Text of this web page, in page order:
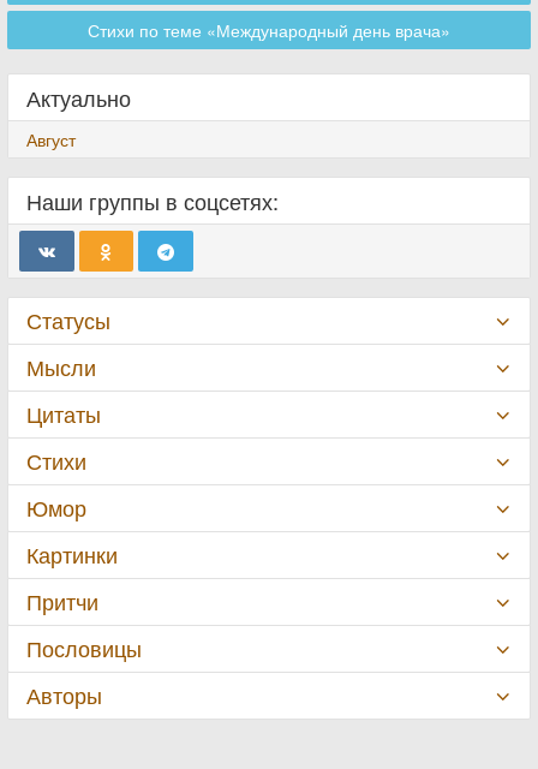
Стихи по теме «Международный день врача»
Актуально
Август
Наши группы в соцсетях:
Статусы
Мысли
Цитаты
Стихи
Юмор
Картинки
Притчи
Пословицы
Авторы